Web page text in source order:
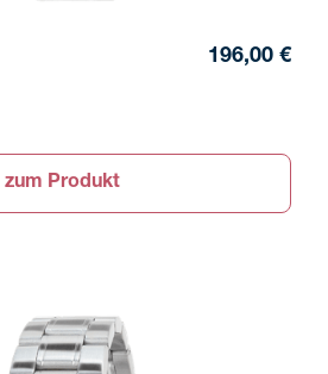
196,00 €
zum Produkt